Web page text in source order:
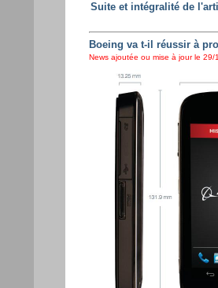
Suite et intégralité de
Boeing va t-il réussir à
News ajoutée ou mise à jour le 29/